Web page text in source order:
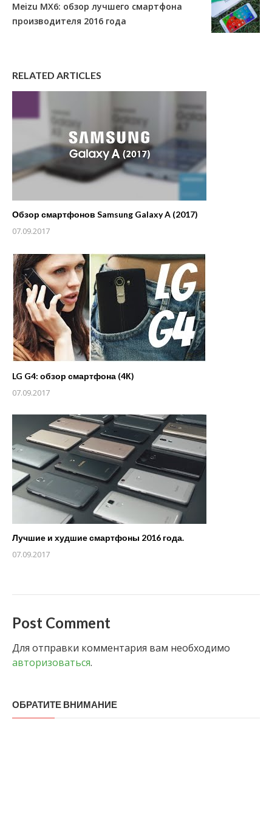
Meizu MX6: обзор лучшего смартфона
производителя 2016 года
RELATED ARTICLES
Обзор смартфонов Samsung Galaxy A (2017)
07.09.2017
LG G4: обзор смартфона (4К)
07.09.2017
Лучшие и худшие смартфоны 2016 года.
07.09.2017
Post Comment
Для отправки комментария вам необходимо
авторизоваться.
ОБРАТИТЕ ВНИМАНИЕ